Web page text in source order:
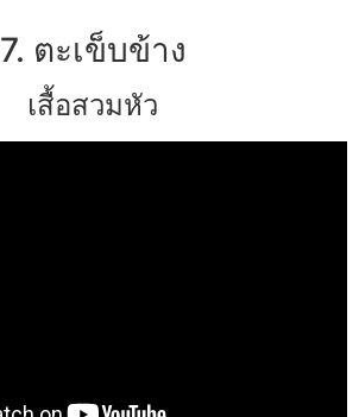
7. ตะเข็บข้าง
เสื้อสวมหัว